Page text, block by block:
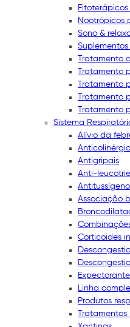
Nootrópicos
Sono &
Tratamento
Tratamento
Tratamento
Tratamento
Tratamento
Sistema
Alívio da
Antigripais
Anti-
Associação
Corticoides
Linha
Produtos